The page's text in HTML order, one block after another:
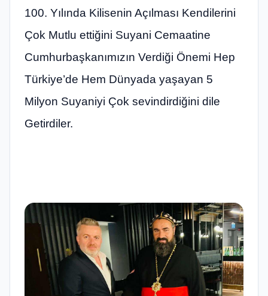
100. Yılında Kilisenin Açılması Kendilerini
Çok Mutlu ettiğini Suyani Cemaatine
Cumhurbaşkanımızın Verdiği Önemi Hep
Türkiye’de Hem Dünyada yaşayan 5
Milyon Suyaniyi Çok sevindirdiğini dile
Getirdiler.